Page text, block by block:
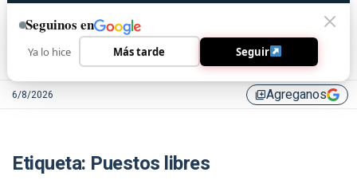
6/8/2026 library_addAgreganos
Etiqueta: Puestos libres
Seguinos en
Ya lo hice Más tarde Seguir